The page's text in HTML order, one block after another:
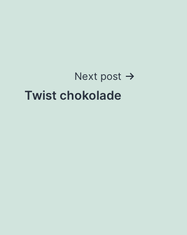
Next post
Twist chokolade